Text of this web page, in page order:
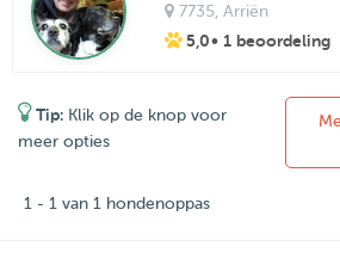
7735, Arriën
5,0• 1 beoordeling
Tip: Klik op de knop voor
meer opties
1 - 1 van 1 hondenoppas